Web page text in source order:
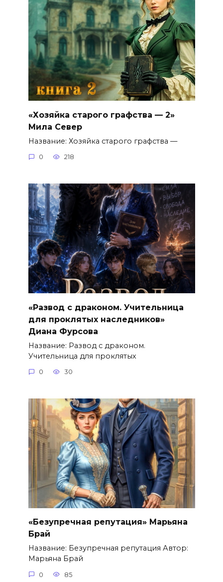
«Хозяйка старого графства — 2»
Мила Север
Название: Хозяйка старого графства —
0 218
«Развод с драконом. Учительница
для проклятых наследников»
Диана Фурсова
Название: Развод с драконом.
Учительница для проклятых
0 30
«Безупречная репутация» Марьяна
Брай
Название: Безупречная репутация Автор:
Марьяна Брай
0 85